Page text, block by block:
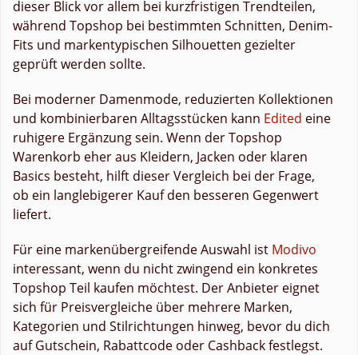
dieser Blick vor allem bei kurzfristigen Trendteilen,
während Topshop bei bestimmten Schnitten, Denim-
Fits und markentypischen Silhouetten gezielter
geprüft werden sollte.
Bei moderner Damenmode, reduzierten Kollektionen
und kombinierbaren Alltagsstücken kann Edited eine
ruhigere Ergänzung sein. Wenn der Topshop
Warenkorb eher aus Kleidern, Jacken oder klaren
Basics besteht, hilft dieser Vergleich bei der Frage,
ob ein langlebigerer Kauf den besseren Gegenwert
liefert.
Für eine markenübergreifende Auswahl ist Modivo
interessant, wenn du nicht zwingend ein konkretes
Topshop Teil kaufen möchtest. Der Anbieter eignet
sich für Preisvergleiche über mehrere Marken,
Kategorien und Stilrichtungen hinweg, bevor du dich
auf Gutschein, Rabattcode oder Cashback festlegst.